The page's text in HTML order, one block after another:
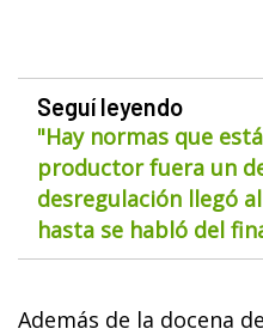
Seguí leyendo
"Hay normas que
productor fuera un
desregulación llegó
hasta se habló del
Además de la docena